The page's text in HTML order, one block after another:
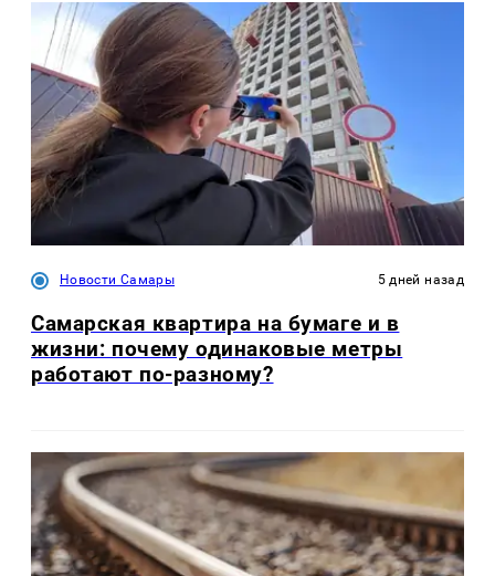
Новости Самары 5 дней назад
Самарская квартира на бумаге и в
жизни: почему одинаковые метры
работают по-разному?